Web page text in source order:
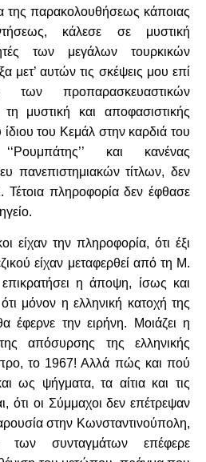
της παρακολουθήσεως κάποιας
κάλεσε σε μυστική
των μεγάλων τουρκικών
μετ’ αυτών τις σκέψεις μου επί
προπαρασκευαστικών
μυστική και αποφασιστικής
του Κεμάλ στην καρδιά του
και κανένας
πανεπιστημιακών τίτλων, δεν
Τέτοια πληροφορία δεν έφθασε
είχαν την πληροφορία, ότι έξι
είχαν μεταφερθεί από τη Μ.
η άποψη, ίσως και
μόνον η ελληνική κατοχή της
έφερνε την ειρήνη. Μοιάζει η
απόσυρσης της ελληνικής
το 1967! Αλλά πώς και πού
ως ψήγματα, τα αίτια και τις
ότι οι Σύμμαχοι δεν επέτρεψαν
στην Κωνσταντινούπολη,
συνταγμάτων επέφερε